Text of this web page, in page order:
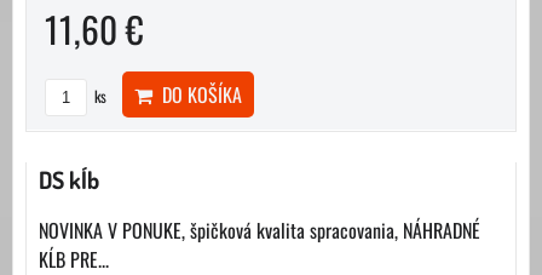
11,60 €
ks DO KOŠÍKA
DS kĺb
NOVINKA V PONUKE, špičková kvalita spracovania, NÁHRADNÉ
KĹB PRE...